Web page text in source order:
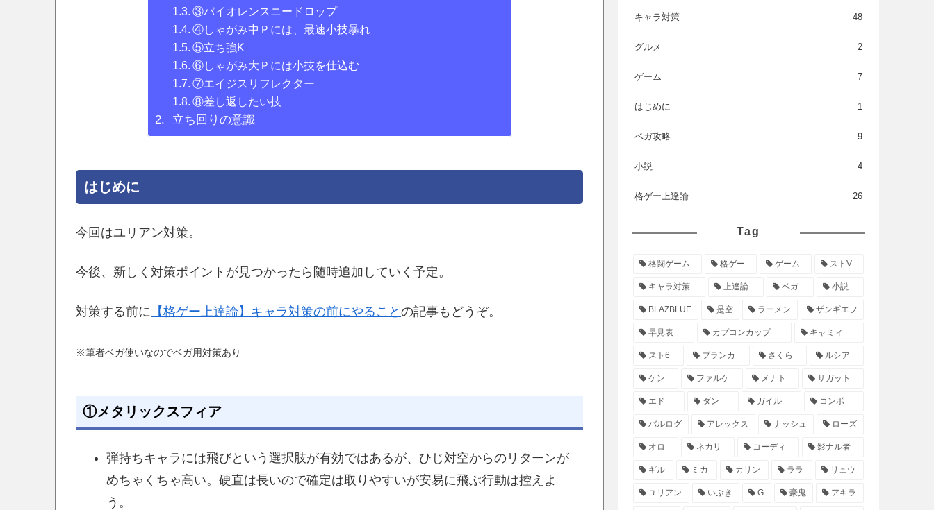
③バイオレンスニードロップ
④しゃがみ中Ｐには、最速小技暴れ
⑤立ち強K
⑥しゃがみ大Ｐには小技を仕込む
⑦エイジスリフレクター
⑧差し返したい技
立ち回りの意識
はじめに
今回はユリアン対策。
今後、新しく対策ポイントが見つかったら随時追加していく予定。
対策する前に 【格ゲー上達論】キャラ対策の前にやること の記事もどうぞ。
※筆者ベガ使いなのでベガ用対策あり
①メタリックスフィア
弾持ちキャラには飛びという選択肢が有効ではあるが、ひじ対空からのリターンが
めちゃくちゃ高い。硬直は長いので確定は取りやすいが安易に飛ぶ行動は控えよ
う。
キャラ対策 48
グルメ 2
ゲーム 7
はじめに 1
ベガ攻略 9
小説 4
格ゲー上達論 26
Tag
格闘ゲーム 格ゲー ゲーム ストV
キャラ対策 上達論 ベガ 小説
BLAZBLUE 是空 ラーメン ザンギエフ
早見表 カプコンカップ キャミィ
スト6 ブランカ さくら ルシア
ケン ファルケ メナト サガット
エド ダン ガイル コンボ
バルログ アレックス ナッシュ ローズ
オロ ネカリ コーディ 影ナル者
ギル ミカ カリン ララ リュウ
ユリアン いぶき G 豪鬼 アキラ